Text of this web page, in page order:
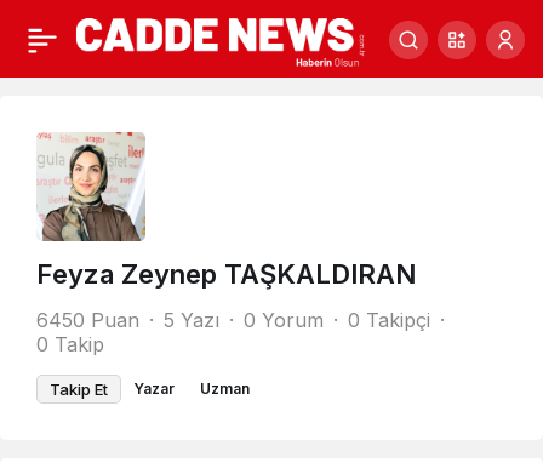
Feyza Zeynep TAŞKALDIRAN
6450 Puan 5 Yazı 0 Yorum
0 Takipçi
0 Takip
Takip Et Yazar Uzman